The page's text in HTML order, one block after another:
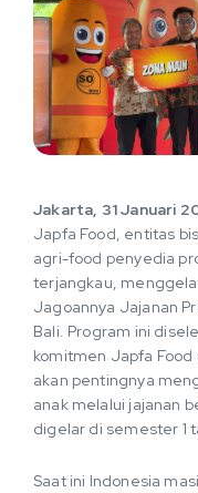
Jakarta, 31 Januari
Japfa Food, entitas
agri-food penyedia
terjangkau,
Jagoannya Jajanan
Bali. Program ini
komitmen Japfa
akan pentingnya
anak melalui jajanan
digelar di semester 1
Saat ini Indonesia